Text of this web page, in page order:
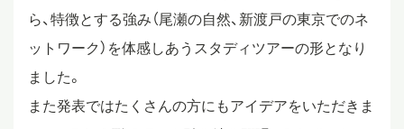
ら、特徴とする強み（尾瀬の自然、新渡戸の東京でのネ
ットワーク）を体感しあうスタディツアーの形となり
ました。
また発表ではたくさんの方にもアイデアをいただきま